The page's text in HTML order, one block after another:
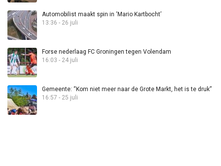
Automobilist maakt spin in ‘Mario Kartbocht’
13:36 - 26 juli
Forse nederlaag FC Groningen tegen Volendam
16:03 - 24 juli
Gemeente: “Kom niet meer naar de Grote Markt, het is te druk”
16:57 - 25 juli